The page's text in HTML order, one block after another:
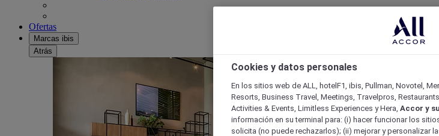
Ofertas
Marcas ibis
Atrás
Cookies y datos personales
En los sitios web de ALL, hotelF1, ibis, Pullman, Novotel,
Resorts, Business Travel, Meetings, Travelpros,
Activities & Events, Limitless Experiences y Hera, Accor y
información en su terminal para: (i) hacer funcionar los
solicita (no puede rechazarlos); (ii) mejorar y personalizar